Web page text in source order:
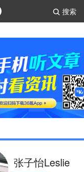
搜索
张子怡Leslie